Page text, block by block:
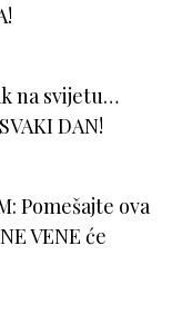
na svijetu…
DAN!
Pomešajte ova
VENE će